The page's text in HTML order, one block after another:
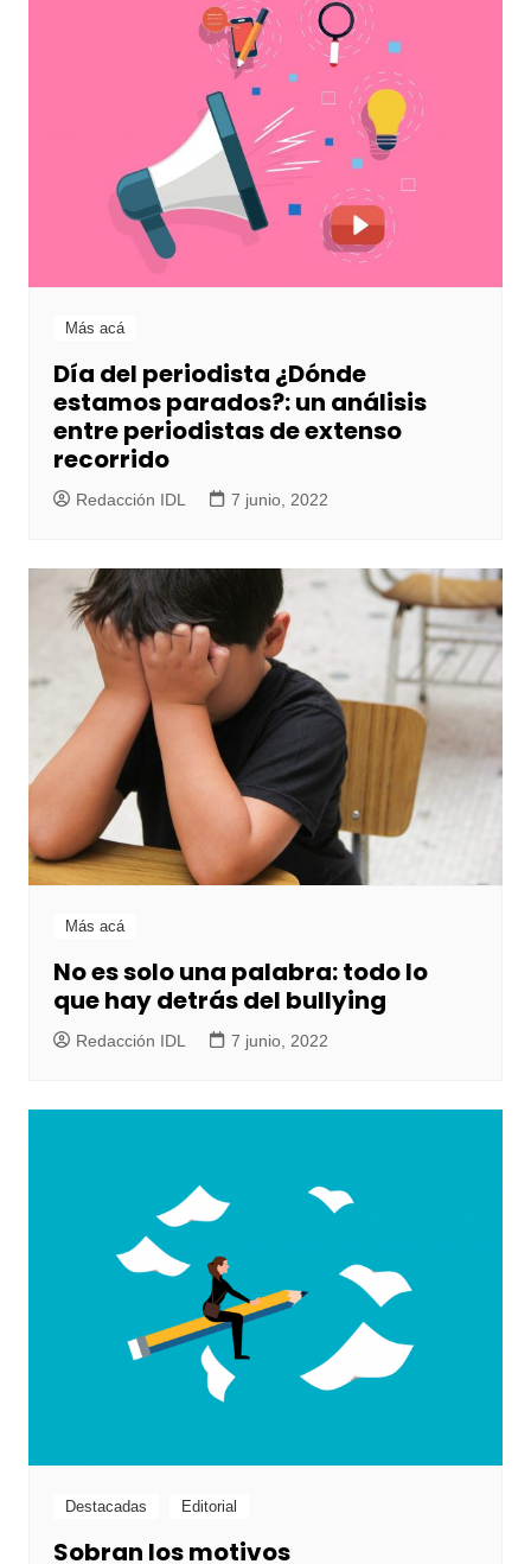
Más acá
Día del periodista ¿Dónde
estamos parados?: un análisis
entre periodistas de extenso
recorrido
Redacción IDL 7 junio, 2022
Más acá
No es solo una palabra: todo lo
que hay detrás del bullying
Redacción IDL 7 junio, 2022
Destacadas Editorial
Sobran los motivos